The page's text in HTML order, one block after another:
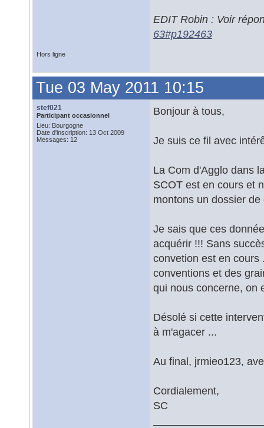
EDIT Robin : Voir
63#p192463
Hors ligne
Tue 03 May 2011 10:15
stef021
Participant occasionnel
Lieu: Bourgogne
Date d'inscription: 13 Oct 2009
Messages: 12
Bonjour à tous,
Je suis ce fil avec
La Com d'Agglo dans
SCOT est en cours et
montons un dossier
Je sais que ces
acquérir !!! Sans
convetion est en cours
conventions et des
qui nous concerne, on
Désolé si cette
à m'agacer ...
Au final, jrmieo123,
Cordialement,
SC